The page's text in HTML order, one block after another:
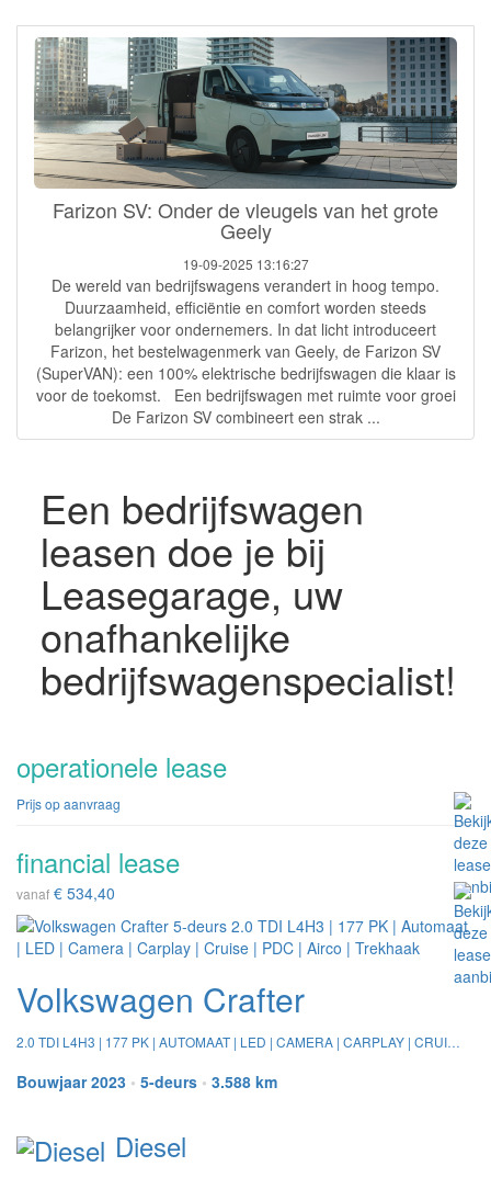
Farizon SV: Onder de vleugels van het grote
Geely
19-09-2025 13:16:27
De wereld van bedrijfswagens verandert in hoog tempo.
Duurzaamheid, efficiëntie en comfort worden steeds
belangrijker voor ondernemers. In dat licht introduceert
Farizon, het bestelwagenmerk van Geely, de Farizon SV
(SuperVAN): een 100% elektrische bedrijfswagen die klaar is
voor de toekomst. Een bedrijfswagen met ruimte voor groei
De Farizon SV combineert een strak ...
Een bedrijfswagen
leasen doe je bij
Leasegarage, uw
onafhankelijke
bedrijfswagenspecialist!
operationele lease
Prijs op aanvraag
financial lease
vanaf € 534,40
Volkswagen Crafter
2.0 TDI L4H3 | 177 PK | AUTOMAAT | LED | CAMERA | CARPLAY | CRUISE | PDC | AIRCO | TREKHAAK
Bouwjaar 2023 • 5-deurs • 3.588 km
Diesel